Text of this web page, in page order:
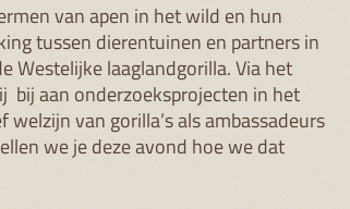
van apen in het wild en hun
tussen dierentuinen en partners in
Westelijke laaglandgorilla. Via het
bij aan onderzoeksprojecten in het
van gorilla’s als ambassadeurs
we je deze avond hoe we dat